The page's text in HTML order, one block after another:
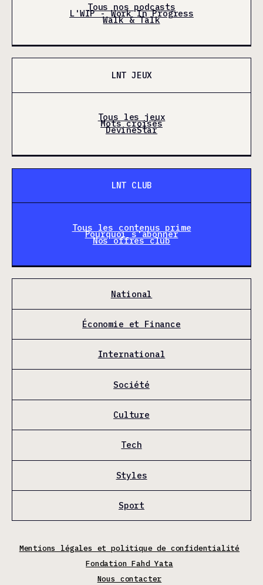
Tous nos podcasts
L'WIP - Work In Progress
Walk & Talk
LNT JEUX
Tous les jeux
Mots croisés
DevineStar
LNT CLUB
Tous les contenus prime
Pourquoi s'abonner
Nos offres club
National
Économie et Finance
International
Société
Culture
Tech
Styles
Sport
Mentions légales et politique de confidentialité
Fondation Fahd Yata
Nous contacter